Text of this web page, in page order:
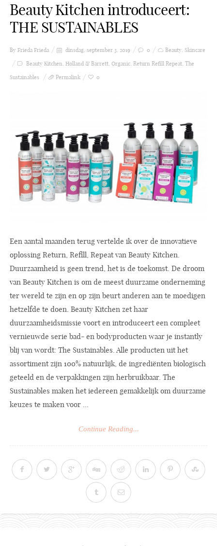
Beauty Kitchen introduceert:
THE SUSTAINABLES
By Frieda Frieda dinsdag, september 3, 2019 0 Beauty, Skincare
Beauty Kitchen, Holland & Barrett, Organic, Return Refill Repeat, The
Sustainables
Permalink 0
Een aantal maanden terug vertelde ik over de innovatieve
oplossing Return, Refill, Repeat van Beauty Kitchen.
Duurzaamheid is geen trend, het is de toekomst. De droom
van Beauty Kitchen is om de meest duurzame onderneming
ter wereld te zijn en op zijn beurt anderen aan te moedigen
hetzelfde te doen. Beauty Kitchen zet haar
duurzaamheidsmissie voort en introduceert een compleet
vernieuwde serie bad- en bodyproducten waar je instantly
blij van wordt: The Sustainables. Alle producten uit het
assortiment zijn 100% natuurlijk, de ingrediënten biologisch
geteeld en de verpakkingen zijn herbruikbaar. The
Sustainables maken het iedereen gemakkelijk om duurzame
keuzes te maken voor ...
Continue Reading...